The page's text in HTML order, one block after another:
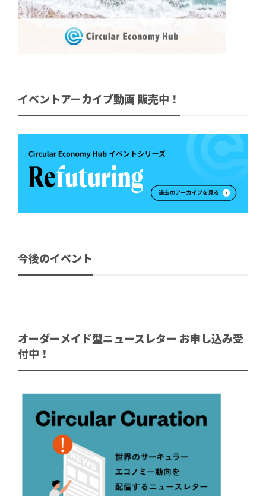
イベントアーカイブ動画 販売中！
今後のイベント
オーダーメイド型ニュースレター お申し込み受
付中！